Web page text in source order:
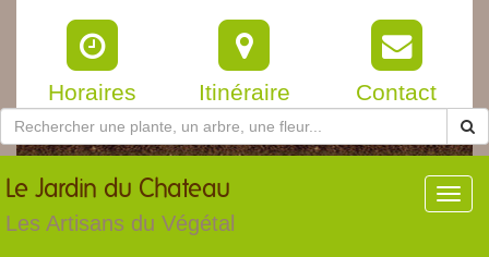
Horaires Itinéraire Contact
Le Jardin du Chateau
Les Artisans du Végétal